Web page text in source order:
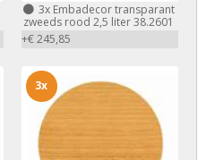
3xEmbadecor transparant
zweeds rood 2,5 liter 38.2601
+€ 245,85
3x